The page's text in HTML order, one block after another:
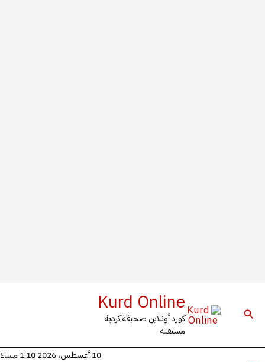
البحث Kurd Online
كورد أونلاين صحيفة كردية
مستقلة
10 أغسطس، 2026 1:10 مساءً